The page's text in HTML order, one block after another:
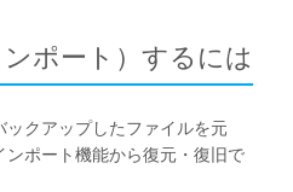
ポート）するには
クアップしたファイルを元
ポート機能から復元・復旧で